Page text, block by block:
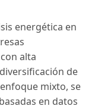
energética en
alta
de
mixto, se
en datos